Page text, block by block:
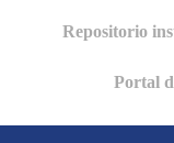
Repositorio
Portal